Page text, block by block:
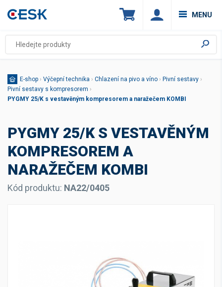
MENU
E-shop › Výčepní technika › Chlazení na pivo a víno › Pivní sestavy ›
Pivní sestavy s kompresorem ›
PYGMY 25/K s vestavěným kompresorem a naražečem KOMBI
PYGMY 25/K S VESTAVĚNÝM
KOMPRESOREM A
NARAŽEČEM KOMBI
Kód produktu: NA22/0405